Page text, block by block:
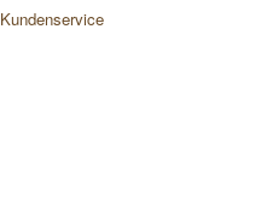
Kundenservice